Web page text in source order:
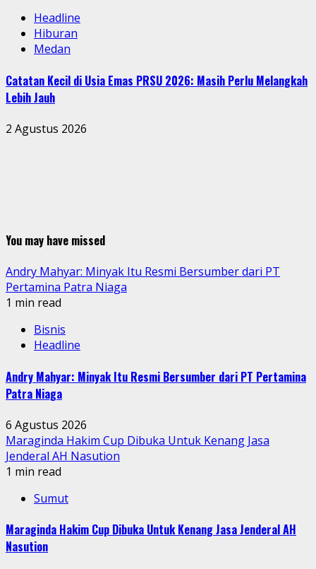
Headline
Hiburan
Medan
Catatan Kecil di Usia Emas PRSU 2026: Masih Perlu Melangkah
Lebih Jauh
2 Agustus 2026
You may have missed
Andry Mahyar: Minyak Itu Resmi Bersumber dari PT
Pertamina Patra Niaga
1 min read
Bisnis
Headline
Andry Mahyar: Minyak Itu Resmi Bersumber dari PT Pertamina
Patra Niaga
6 Agustus 2026
Maraginda Hakim Cup Dibuka Untuk Kenang Jasa
Jenderal AH Nasution
1 min read
Sumut
Maraginda Hakim Cup Dibuka Untuk Kenang Jasa Jenderal AH
Nasution